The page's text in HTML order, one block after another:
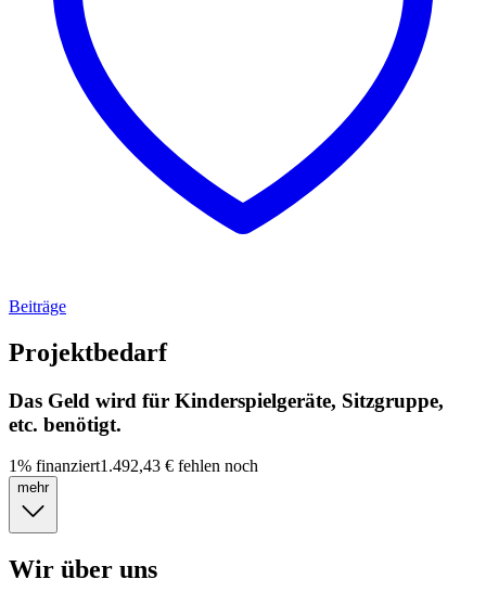
Beiträge
Projektbedarf
Das Geld wird für Kinderspielgeräte, Sitzgruppe,
etc. benötigt.
1% finanziert1.492,43 € fehlen noch
mehr
Wir über uns